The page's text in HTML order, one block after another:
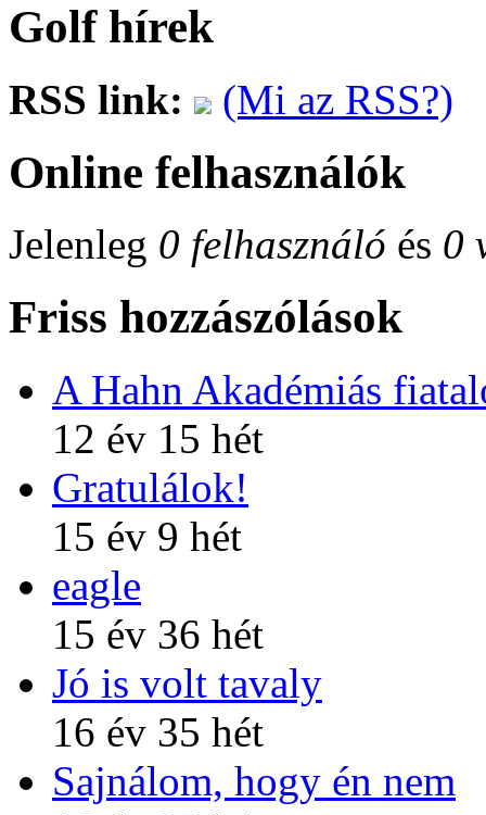
Golf hírek
RSS link: (Mi az RSS?)
Online felhasználók
Jelenleg 0 felhasználó és 0
Friss hozzászólások
A Hahn Akadémiás
12 év 15 hét
Gratulálok!
15 év 9 hét
eagle
15 év 36 hét
Jó is volt tavaly
16 év 35 hét
Sajnálom, hogy én nem